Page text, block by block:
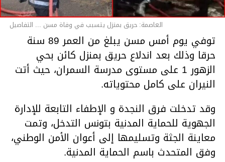
العاصمة: حريق بمنزل يتسبب في وفاة مسن ... التفاصيل
توفي يوم أمس مسن يبلغ من العمر 89 سنة
حرقا وذلك بعد اندلاع حريق بمنزل كائن بحي
الزهور 1 على مستوى مدرسة السمران، حيث أتت
النيران على كامل محتوياته.
وقد تدخلت فرق النجدة و الإطفاء التابعة للإدارة
الجهوية للحماية المدنية بتونس التدخل، وتمت
معاينة الجثة وتسليمها إلى أعوان الأمن الوطني،
وفق المتحدث باسم الحماية المدنية.